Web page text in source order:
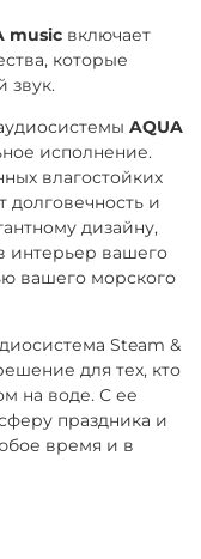
music включает
которые
звук.
AQUA
исполнение.
влагостойких
долговечность и
дизайну,
интерьер вашего
вашего морского
Steam &
для тех, кто
на воде. С ее
праздника и
время и в